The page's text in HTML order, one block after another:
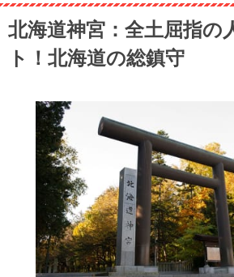
北海道神宮：全土屈指の
ト！北海道の総鎮守